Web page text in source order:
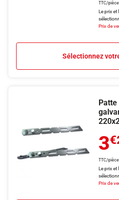
TTC/pièce
Le prix et
Prix de
Sélectionnez
3
TTC/pièce
Le prix et
Prix de